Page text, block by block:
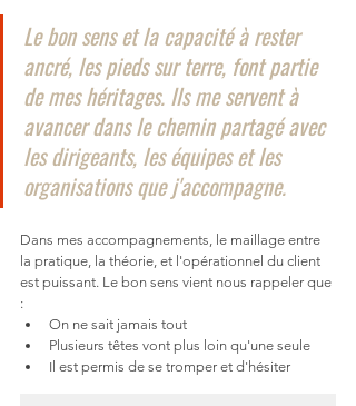
Le bon sens et la capacité à rester
ancré, les pieds sur terre, font partie
de mes héritages. Ils me servent à
avancer dans le chemin partagé avec
les dirigeants, les équipes et les
organisations que j'accompagne.
Dans mes accompagnements, le maillage entre
la pratique, la théorie, et l'opérationnel du client
est puissant. Le bon sens vient nous rappeler que
:
On ne sait jamais tout
Plusieurs têtes vont plus loin qu'une seule
Il est permis de se tromper et d'hésiter